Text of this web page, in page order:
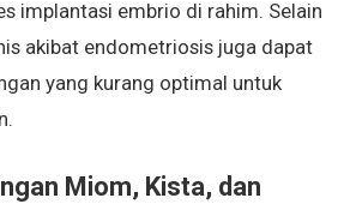
implantasi embrio di rahim. Selain
akibat endometriosis juga dapat
yang kurang optimal untuk
Miom, Kista, dan